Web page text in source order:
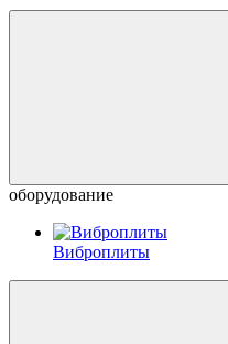
оборудование
Виброплиты